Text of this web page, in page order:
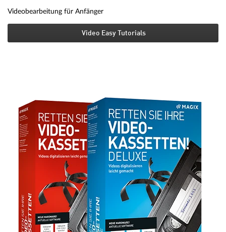
Videobearbeitung für Anfänger
Video Easy Tutorials